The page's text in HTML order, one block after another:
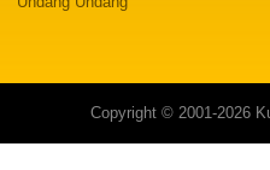
Copyright © 2001-2026